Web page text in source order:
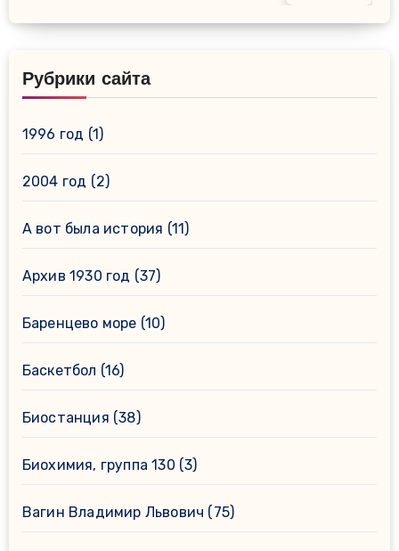
Рубрики сайта
1996 год (1)
2004 год (2)
А вот была история (11)
Архив 1930 год (37)
Баренцево море (10)
Баскетбол (16)
Биостанция (38)
Биохимия, группа 130 (3)
Вагин Владимир Львович (75)